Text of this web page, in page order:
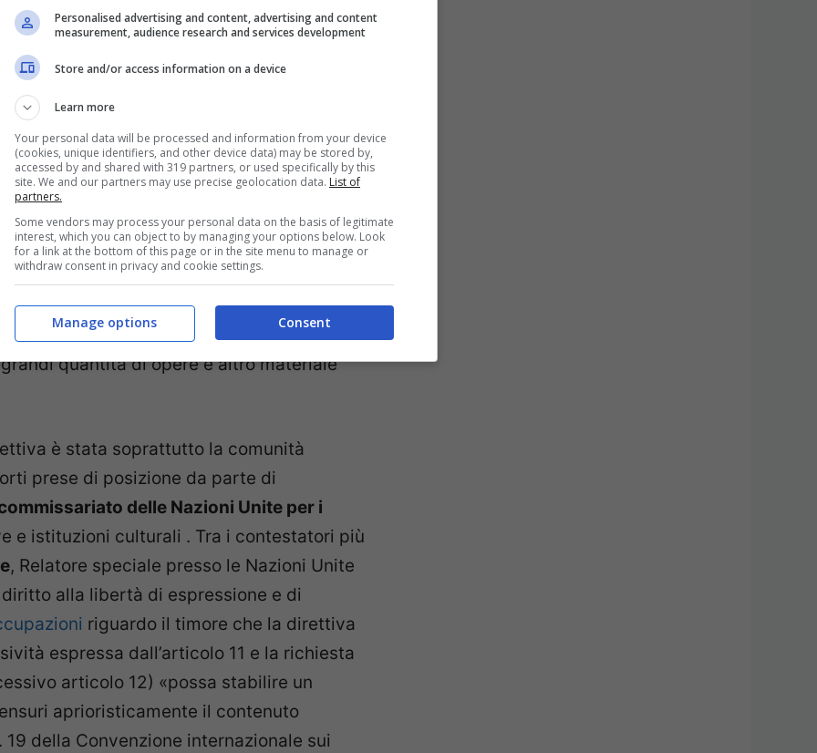
pubblico dominio: ad oggi, il libero utilizzo
una normativa consona che
di opere di pubblico dominio saranno
garantisce che nulla cambi anche per le
positivi, la discussione politica si è
della Direttiva: l’articolo 11 (ora art. 15) e
la protezione delle
caso di utilizzo digitale e l’utilizzo di
di servizi della società dell’informazione
quantità di opere e altro materiale
è stata soprattutto la comunità
prese di posizione da parte di
commissariato delle Nazioni Unite per i
e istituzioni culturali . Tra i contestatori più
, Relatore speciale presso le Nazioni Unite
alla libertà di espressione e di
riguardo il timore che la direttiva
espressa dall’articolo 11 e la richiesta
articolo 12) «possa stabilire un
aprioristicamente il contenuto
della Convenzione internazionale sui
Personalised advertising and content, advertising and content
measurement, audience research and services development
Store and/or access information on a device
Learn more
Your personal data will be processed and information from your device
(cookies, unique identifiers, and other device data) may be stored by,
accessed by and shared with 319 partners, or used specifically by this
site. We and our partners may use precise geolocation data. List of
partners.
Some vendors may process your personal data on the basis of legitimate
interest, which you can object to by managing your options below. Look
for a link at the bottom of this page or in the site menu to manage or
withdraw consent in privacy and cookie settings.
Consent
Manage options